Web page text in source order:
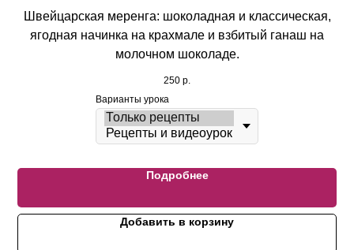
Швейцарская меренга: шоколадная и классическая,
ягодная начинка на крахмале и взбитый ганаш на
молочном шоколаде.
250 р.
Варианты урока
Подробнее
Добавить в корзину